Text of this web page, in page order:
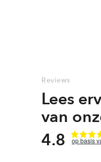
Reviews
Lees
van
4.8